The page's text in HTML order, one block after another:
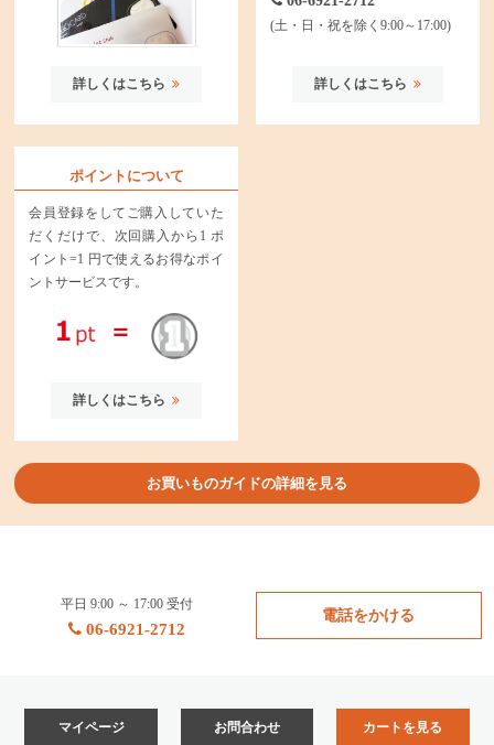
詳しくはこちら
(土・日・祝を除く9:00～17:00)
詳しくはこちら
ポイントについて
会員登録をしてご購入していた
だくだけで、次回購入から1 ポ
イント=1 円で使えるお得なポイ
ントサービスです。
詳しくはこちら
お買いものガイドの詳細を見る
平日 9:00 ～ 17:00 受付
06-6921-2712
電話をかける
マイページ お問合わせ カートを見る